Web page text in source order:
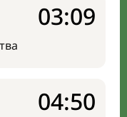
03:09
04:50